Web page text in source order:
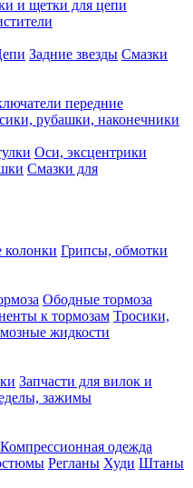
и щетки для цепи
Задние звезды Смазки
передние
рубашки, наконечники
Оси, эксцентрики
Смазки для
колонки Грипсы, обмотки
Ободные тормоза
к тормозам Тросики,
жидкости
Запчасти для вилок и
зажимы
Компрессионная одежда
Регланы Худи Штаны